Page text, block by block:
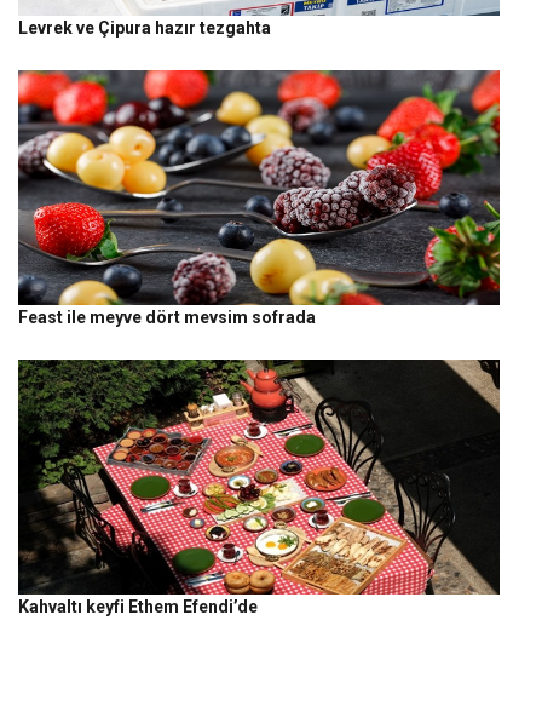
Levrek ve Çipura hazır tezgahta
Feast ile meyve dört mevsim sofrada
Kahvaltı keyfi Ethem Efendi’de